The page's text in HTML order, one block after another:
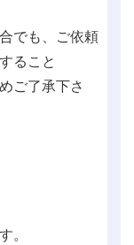
でも、ご依頼
ること
ご了承下さ
。